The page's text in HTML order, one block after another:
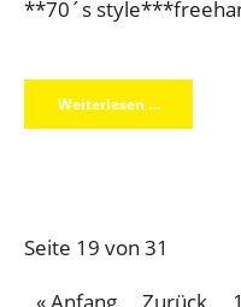
**70´s
Weiterlesen …
Seite 19 von 31